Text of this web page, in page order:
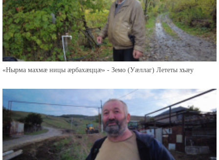
«Нырма махмæ ницы æрбахæццæ» - Земо (Уæллаг) Лететы хъæу